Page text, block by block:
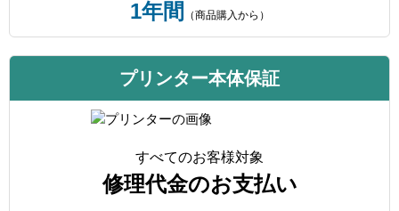
1年間 （商品購入から）
プリンター本体保証
すべてのお客様対象
修理代金のお支払い